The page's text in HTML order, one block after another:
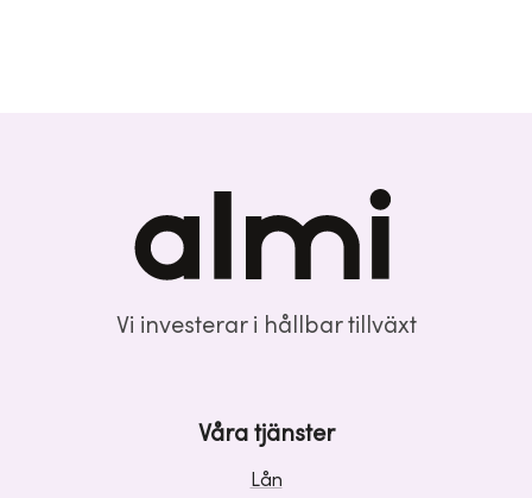
Vi investerar i hållbar tillväxt
Våra tjänster
Lån